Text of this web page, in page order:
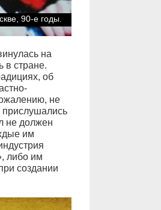
90-е годы.
на
в стране.
об
не
прислушались
не должен
им
либо им
создании